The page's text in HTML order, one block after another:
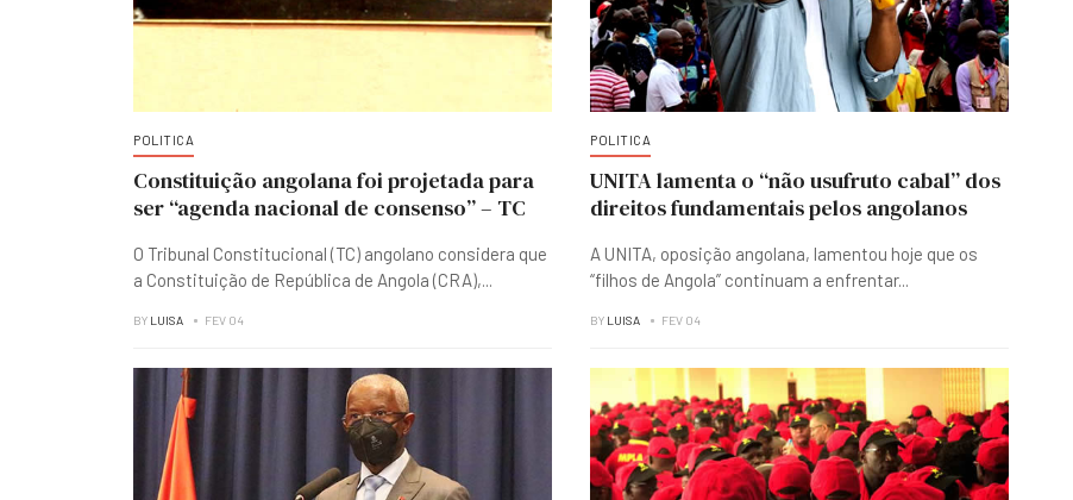
POLITICA
Constituição angolana foi projetada para
ser “agenda nacional de consenso” – TC
O Tribunal Constitucional (TC) angolano considera que
a Constituição de República de Angola (CRA),...
BY LUISA FEV 04
POLITICA
UNITA lamenta o “não usufruto cabal” dos
direitos fundamentais pelos angolanos
A UNITA, oposição angolana, lamentou hoje que os
“filhos de Angola” continuam a enfrentar...
BY LUISA FEV 04